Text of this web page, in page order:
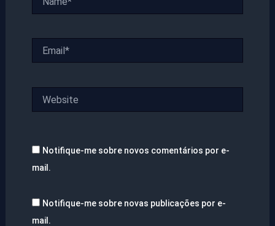
Notifique-me sobre novos comentários por e-
mail.
Notifique-me sobre novas publicações por e-
mail.